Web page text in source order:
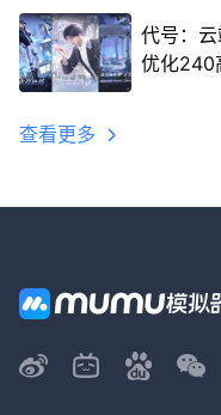
代号：
优化240
查看更多